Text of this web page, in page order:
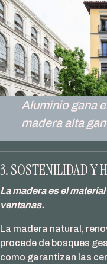
Aluminio gana
madera alta
3. SOSTENILIDAD Y
La madera es el
ventanas.
La madera natural,
procede de bosques
como garantizan las